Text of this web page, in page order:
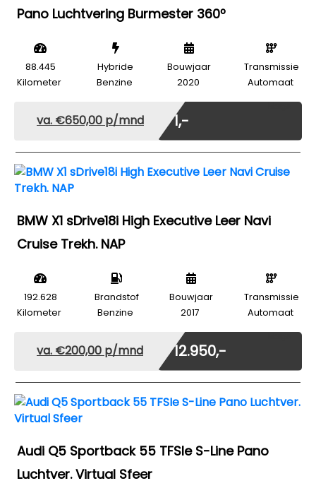
Pano Luchtvering Burmester 360º
88.445
Kilometer
Hybride
Benzine
Bouwjaar
2020
Transmissie
Automaat
va. €650,00 p/mnd € 1,-
BMW X1 sDrive18i High Executive Leer Navi
Cruise Trekh. NAP
192.628
Kilometer
Brandstof
Benzine
Bouwjaar
2017
Transmissie
Automaat
va. €200,00 p/mnd € 12.950,-
Audi Q5 Sportback 55 TFSIe S-Line Pano
Luchtver. Virtual Sfeer